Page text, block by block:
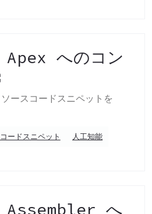
へのコン
ースコードスニペットを
コードスニペット
人工知能
Assembler へ